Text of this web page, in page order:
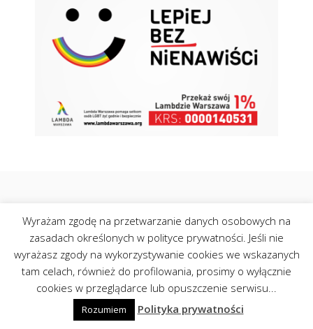
©Centrumopinii.pl 2026
Wyrażam zgodę na przetwarzanie danych osobowych na
zasadach określonych w polityce prywatności. Jeśli nie
wyrażasz zgody na wykorzystywanie cookies we wskazanych
tam celach, również do profilowania, prosimy o wyłącznie
cookies w przeglądarce lub opuszczenie serwisu...
Rozumiem Polityka prywatności